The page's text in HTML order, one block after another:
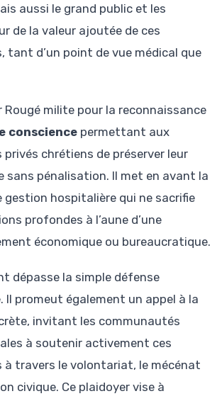
aussi le grand public et les
de la valeur ajoutée de ces
tant d’un point de vue médical que
Rougé milite pour la reconnaissance
conscience permettant aux
chrétiens de préserver leur
sans pénalisation. Il met en avant la
gestion hospitalière qui ne sacrifie
profondes à l’aune d’une
économique ou bureaucratique.
dépasse la simple défense
promeut également un appel à la
invitant les communautés
à soutenir activement ces
à travers le volontariat, le mécénat
civique. Ce plaidoyer vise à